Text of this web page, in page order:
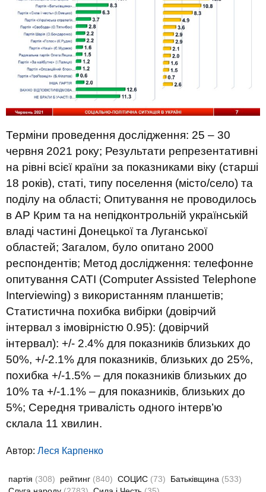
Терміни проведення дослідження: 25 – 30
червня 2021 року; Результати репрезентативні
на рівні всієї країни за показниками віку (старші
18 років), статі, типу поселення (місто/село) та
поділу на області; Опитування не проводилось
в АР Крим та на непідконтрольній українській
владі частині Донецької та Луганської
областей; Загалом, було опитано 2000
респондентів; Метод дослідження: телефонне
опитування САТІ (Computer Assisted Telephone
Interviewing) з використанням планшетів;
Статистична похибка вибірки (довірчий
інтервал з імовірністю 0.95): (довірчий
інтервал): +/- 2.4% для показників близьких до
50%, +/-2.1% для показників, близьких до 25%,
похибка +/-1.5% – для показників близьких до
10% та +/-1.1% – для показників, близьких до
5%; Середня тривалість одного інтерв’ю
склала 11 хвилин.
Автор: Леся Карпенко
партія (308) рейтинг (840) СОЦИС (73) Батьківщина (533)